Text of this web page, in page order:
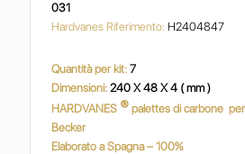
031
Hardvanes Riferimento: H2404847
Quantità per kit: 7
Dimensioni:240 X 48 X 4 ( mm )
HARDVANES ® palettes di carbone
Becker
Elaborato a Spagna – 100%